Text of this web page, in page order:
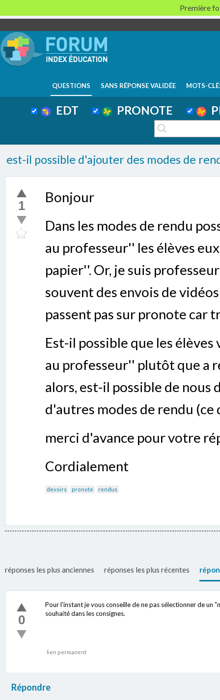
QUESTIONS SANS RÉPONSE VALIDÉE MOTS-
EDT PRONOTE
est-il possible d'ajouter des modes de
1
Bonjour
Dans les modes de rendu
au professeur'' les élèves
papier''. Or, je suis
souvent des envois de
passent pas sur pronote car
Est-il possible que les
au professeur'' plutôt que a
alors, est-il possible de nous
d'autres modes de rendu
merci d'avance pour votre
Cordialement
devoirs pronote rendus
réponses les plus anciennes réponses les plus récentes
0
Pour l'instant je vous conseille de ne pas sélectionner de un
souhaité dans les consignes.
lien permanent
Répondre
Première